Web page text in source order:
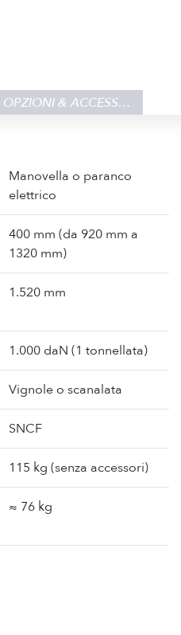
OPZIONI & ACCESSORI
Manovella o paranco
elettrico
400 mm (da 920 mm a
1320 mm)
1.520 mm
1.000 daN (1 tonnellata)
Vignole o scanalata
SNCF
115 kg (senza accessori)
≈ 76 kg